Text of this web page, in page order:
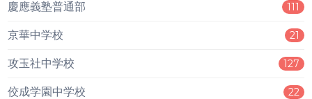
慶應義塾普通部 111
京華中学校 21
攻玉社中学校 127
佼成学園中学校 22